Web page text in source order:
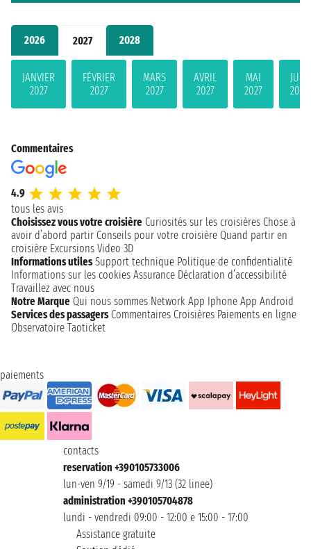
2026 2027 2028
JANVIER
2027
FÉVRIER
2027
MARS
2027
AVRIL
2027
MAI
2027
JUIN
2027
Commentaires
4.9
tous les avis
Choisissez vous votre croisière Curiosités sur les croisières Chose à
avoir d’abord partir Conseils pour votre croisière Quand partir en
croisière Excursions Video 3D
Informations utiles Support technique Politique de confidentialité
Informations sur les cookies Assurance Déclaration d’accessibilité
Travaillez avec nous
Notre Marque Qui nous sommes Network App Iphone App Android
Services des passagers Commentaires Croisières Paiements en ligne
Observatoire Taoticket
paiements
contacts
reservation +390105733006
lun-ven 9/19 - samedi 9/13 (32 linee)
administration +390105704878
lundi - vendredi 09:00 - 12:00 e 15:00 - 17:00
Assistance gratuite